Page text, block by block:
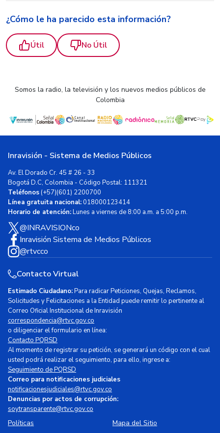
¿Cómo le ha parecido esta información?
Útil No Útil
Somos la radio, la televisión y los nuevos medios públicos de
Colombia
Inravisión - Sistema de Medios Públicos
Av. El Dorado Cr. 45 # 26 - 33
Bogotá D.C, Colombia - Código Postal: 111321
Teléfonos(+57)(601) 2200700
Línea gratuita nacional:018000123414
Horario de atención:Lunes a viernes de 8:00 a.m. a 5:00 p.m.
@INRAVISIONco
Inravisión Sistema de Medios Públicos
@rtvcco
Contacto Virtual
Estimado Ciudadano:Para radicar Peticiones, Quejas, Reclamos,
Solicitudes y Felicitaciones a la Entidad puede remitir lo pertinente al
Correo Oficial Institucional de Inravisión
correspondencia@rtvc.gov.co
o diligenciar el formulario en línea:
Contacto PQRSD
Al momento de registrar su petición, se generará un código con el cual
usted podrá realizar el seguimiento, para ello, ingrese a:
Seguimiento de PQRSD
Correo para notificaciones judiciales
notificacionesjudiciales@rtvc.gov.co
Denuncias por actos de corrupción:
soytransparente@rtvc.gov.co
Políticas Mapa del Sitio